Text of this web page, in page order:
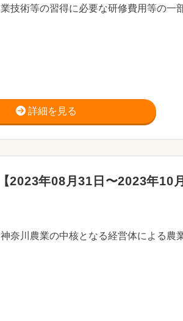
技術等の習得に必要な研修費用等の一
詳細を見る
2023年08月31日〜2023年10